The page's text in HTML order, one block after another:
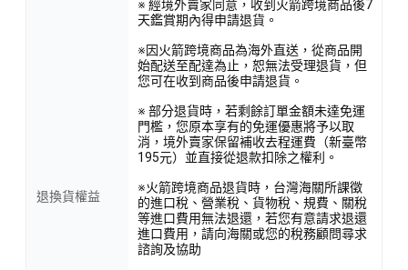
退換貨權益
※ 經境外賣家同意，收到火箭跨境商品後7
天鑑賞期內得申請退貨。
※因火箭跨境商品為海外直送，從商品開
始配送至配達為止，恕無法受理退貨，但
您可在收到商品後申請退貨。
※ 部分退貨時，若剩餘訂單金額未達免運
門檻，您原本享有的免運優惠將予以取
消，境外賣家保留補收去程運費（新臺幣
195元）並直接從退款扣除之權利。
※火箭跨境商品退貨時，台灣海關所課徵
的進口稅、營業稅、貨物稅、規費、關稅
等進口費用無法退還，若您有意請求退還
進口費用，請向海關或您的稅務顧問尋求
諮詢及協助